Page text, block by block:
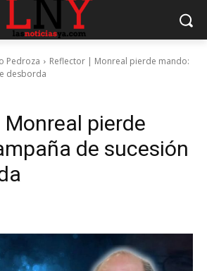
Pedroza
Reflector | Monreal pierde mando:
desborda
Monreal pierde
de sucesión